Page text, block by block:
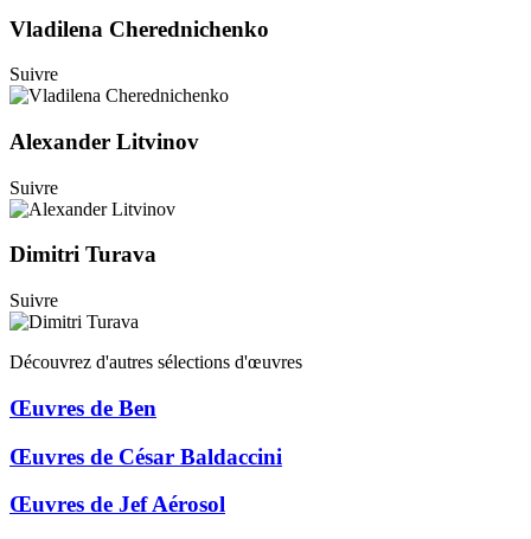
Vladilena Cherednichenko
Suivre
Alexander Litvinov
Suivre
Dimitri Turava
Suivre
Découvrez d'autres sélections d'œuvres
Œuvres de Ben
Œuvres de César Baldaccini
Œuvres de Jef Aérosol